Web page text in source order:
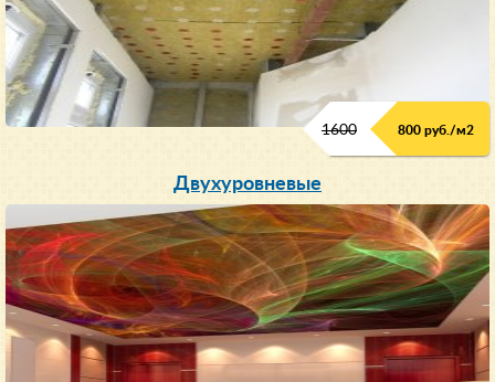
1600 800 руб./м2
Двухуровневые